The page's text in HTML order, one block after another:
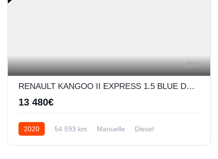
9
RENAULT KANGOO II EXPRESS 1.5 BLUE DCI 80CH EXTRA R-LINK 5CV
13 480€
2020 54 593 km Manuelle Diesel